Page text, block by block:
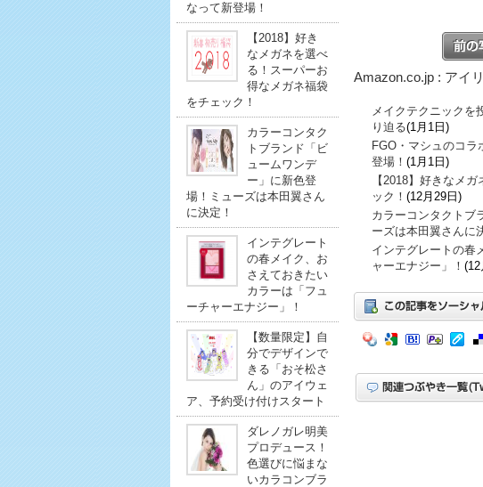
なって新登場！
【2018】好き
なメガネを選べ
る！スーパーお
得なメガネ福袋
をチェック！
カラーコンタク
トブランド「ビ
ュームワンデ
ー」に新色登
場！ミューズは本田翼さん
に決定！
インテグレート
の春メイク、お
さえておきたい
カラーは「フュ
ーチャーエナジー」！
【数量限定】自
分でデザインで
きる「おそ松さ
ん」のアイウェ
ア、予約受け付けスタート
ダレノガレ明美
プロデュース！
色選びに悩まな
いカラコンブラ
Amazon.co.jp : アイ
メイクテクニックを
り迫る(1月1日)
FGO・マシュのコ
登場！ (1月1日)
【2018】好きなメ
ック！ (12月29日)
カラーコンタクトブ
ーズは本田翼さんに
インテグレートの春
ャーエナジー」！ (12